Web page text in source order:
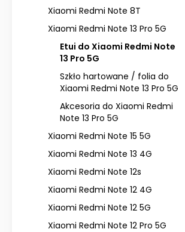
Xiaomi Redmi Note 8T
Xiaomi Redmi Note 13 Pro 5G
Etui do Xiaomi Redmi Note
13 Pro 5G
Szkło hartowane / folia do
Xiaomi Redmi Note 13 Pro 5G
Akcesoria do Xiaomi Redmi
Note 13 Pro 5G
Xiaomi Redmi Note 15 5G
Xiaomi Redmi Note 13 4G
Xiaomi Redmi Note 12s
Xiaomi Redmi Note 12 4G
Xiaomi Redmi Note 12 5G
Xiaomi Redmi Note 12 Pro 5G